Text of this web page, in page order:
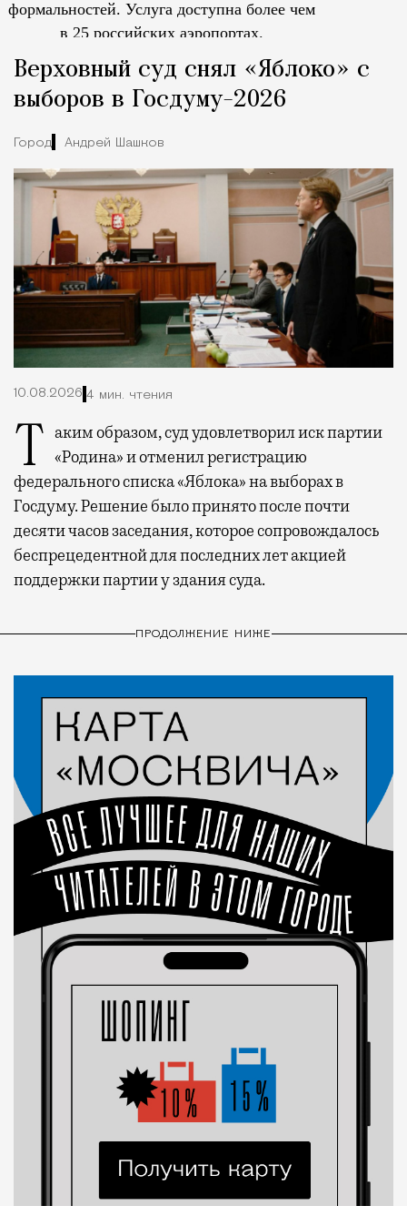
формальностей. Услуга доступна более чем
в 25 российских аэропортах.
Верховный суд снял «Яблоко» с
выборов в Госдуму-2026
Город Андрей Шашков
10.08.2026 4 мин. чтения
Таким образом, суд удовлетворил иск партии «Родина» и отменил регистрацию
федерального списка «Яблока» на выборах в
Госдуму. Решение было принято после почти
десяти часов заседания, которое сопровождалось
беспрецедентной для последних лет акцией
поддержки партии у здания суда.
ПРОДОЛЖЕНИЕ НИЖЕ